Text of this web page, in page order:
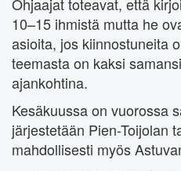
Ohjaajat toteavat, että
10–15 ihmistä mutta he
asioita, jos kiinnostuneita
teemasta on kaksi
ajankohtina.
Kesäkuussa on vuorossa
järjestetään Pien-Toijolan
mahdollisesti myös